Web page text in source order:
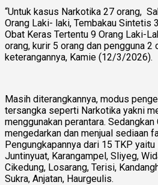
“Untuk kasus Narkotika 27 orang,
Orang Laki- laki, Tembakau Sintetis
Obat Keras Tertentu 9 Orang Laki-
orang, kurir 5 orang dan pengguna 2
keterangannya, Kamie (12/3/2026).
Masih diterangkannya, modus
tersangka seperti Narkotika yakni
menggunakan perantara.
mengedarkan dan menjual sediaan
Pengungkapannya dari 15 TKP
Juntinyuat, Karangampel, Sliyeg,
Cikedung, Losarang, Terisi,
Sukra, Anjatan, Haurgeulis.